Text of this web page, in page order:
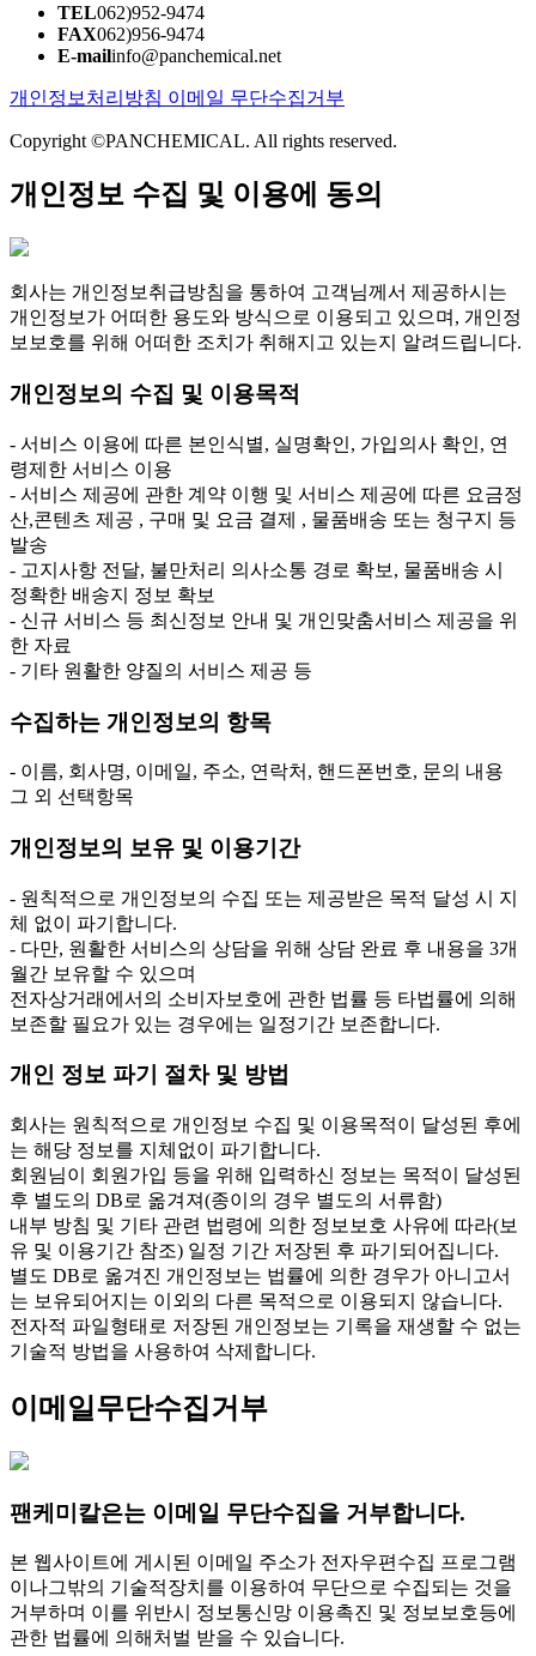
TEL062)952-9474
FAX062)956-9474
E-mailinfo@panchemical.net
개인정보처리방침 이메일 무단수집거부
Copyright ©PANCHEMICAL. All rights reserved.
개인정보 수집 및 이용에 동의
회사는 개인정보취급방침을 통하여 고객님께서 제공하시는
개인정보가 어떠한 용도와 방식으로 이용되고 있으며, 개인정
보보호를 위해 어떠한 조치가 취해지고 있는지 알려드립니다.
개인정보의 수집 및 이용목적
- 서비스 이용에 따른 본인식별, 실명확인, 가입의사 확인, 연
령제한 서비스 이용
- 서비스 제공에 관한 계약 이행 및 서비스 제공에 따른 요금정
산,콘텐츠 제공 , 구매 및 요금 결제 , 물품배송 또는 청구지 등
발송
- 고지사항 전달, 불만처리 의사소통 경로 확보, 물품배송 시
정확한 배송지 정보 확보
- 신규 서비스 등 최신정보 안내 및 개인맞춤서비스 제공을 위
한 자료
- 기타 원활한 양질의 서비스 제공 등
수집하는 개인정보의 항목
- 이름, 회사명, 이메일, 주소, 연락처, 핸드폰번호, 문의 내용
그 외 선택항목
개인정보의 보유 및 이용기간
- 원칙적으로 개인정보의 수집 또는 제공받은 목적 달성 시 지
체 없이 파기합니다.
- 다만, 원활한 서비스의 상담을 위해 상담 완료 후 내용을 3개
월간 보유할 수 있으며
전자상거래에서의 소비자보호에 관한 법률 등 타법률에 의해
보존할 필요가 있는 경우에는 일정기간 보존합니다.
개인 정보 파기 절차 및 방법
회사는 원칙적으로 개인정보 수집 및 이용목적이 달성된 후에
는 해당 정보를 지체없이 파기합니다.
회원님이 회원가입 등을 위해 입력하신 정보는 목적이 달성된
후 별도의 DB로 옮겨져(종이의 경우 별도의 서류함)
내부 방침 및 기타 관련 법령에 의한 정보보호 사유에 따라(보
유 및 이용기간 참조) 일정 기간 저장된 후 파기되어집니다.
별도 DB로 옮겨진 개인정보는 법률에 의한 경우가 아니고서
는 보유되어지는 이외의 다른 목적으로 이용되지 않습니다.
전자적 파일형태로 저장된 개인정보는 기록을 재생할 수 없는
기술적 방법을 사용하여 삭제합니다.
이메일무단수집거부
팬케미칼은는 이메일 무단수집을 거부합니다.
본 웹사이트에 게시된 이메일 주소가 전자우편수집 프로그램
이나그밖의 기술적장치를 이용하여 무단으로 수집되는 것을
거부하며 이를 위반시 정보통신망 이용촉진 및 정보보호등에
관한 법률에 의해처벌 받을 수 있습니다.